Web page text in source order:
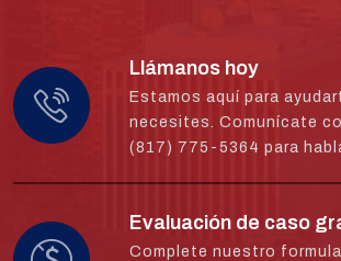
Llámanos hoy
Estamos aquí para
necesites. Comunícate
(817) 775-5364 para
Evaluación de caso
Complete nuestro